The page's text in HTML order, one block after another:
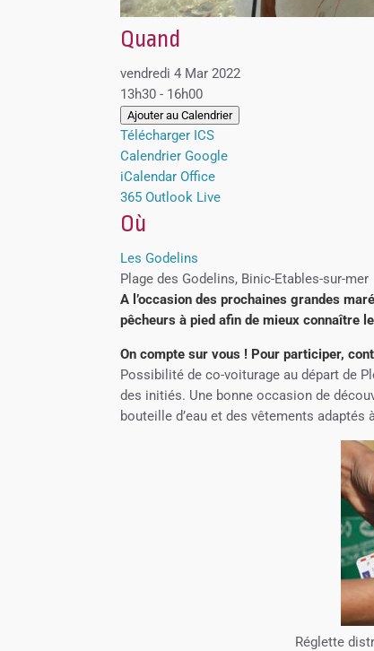
Quand
vendredi 4 Mar 2022
13h30 - 16h00
Ajouter au Calendrier
Télécharger ICS
Calendrier Google
iCalendar Office
365 Outlook Live
Où
Les Godelins
Plage des Godelins, Binic-Etables-sur-mer
A l’occasion des prochaines grandes
pêcheurs à pied afin de mieux connaître
On compte sur vous ! Pour participer,
Possibilité de co-voiturage au départ de
des initiés. Une bonne occasion de
bouteille d’eau et des vêtements adaptés
Réglette